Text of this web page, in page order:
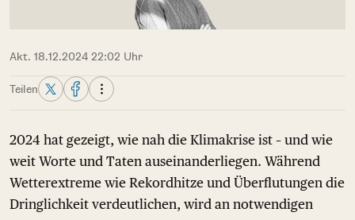
Akt. 18.12.2024 22:02 Uhr
Teilen
2024 hat gezeigt, wie nah die Klimakrise ist – und wie
weit Worte und Taten auseinanderliegen. Während
Wetterextreme wie Rekordhitze und Überflutungen die
Dringlichkeit verdeutlichen, wird an notwendigen